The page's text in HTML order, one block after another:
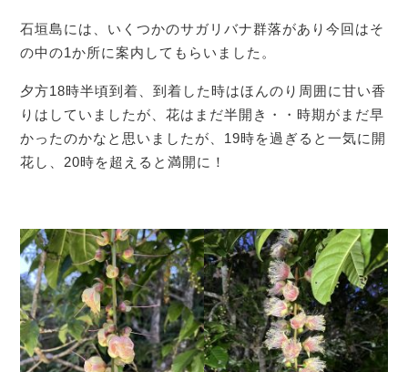
石垣島には、いくつかのサガリバナ群落があり今回はそ
の中の1か所に案内してもらいました。
夕方18時半頃到着、到着した時はほんのり周囲に甘い香
りはしていましたが、花はまだ半開き・・時期がまだ早
かったのかなと思いましたが、19時を過ぎると一気に開
花し、20時を超えると満開に！